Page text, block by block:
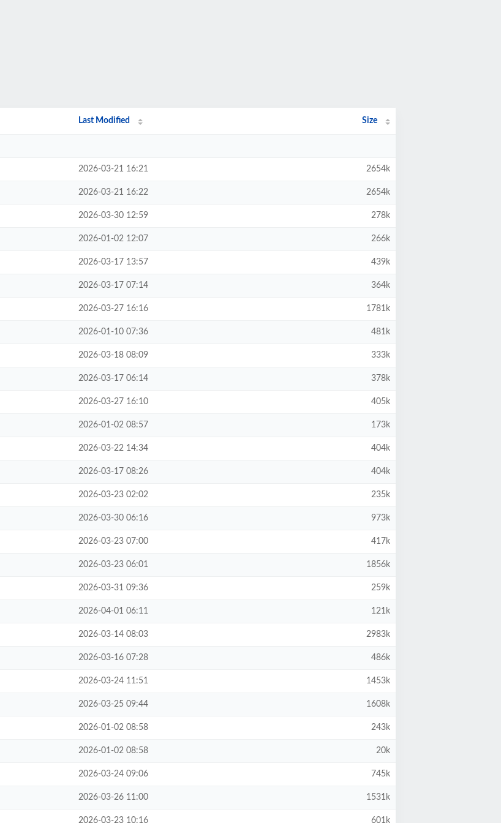
Last Modified Size
2026-03-21 16:21 2654k
2026-03-21 16:22 2654k
2026-03-30 12:59 278k
2026-01-02 12:07 266k
2026-03-17 13:57 439k
2026-03-17 07:14 364k
2026-03-27 16:16 1781k
2026-01-10 07:36 481k
2026-03-18 08:09 333k
2026-03-17 06:14 378k
2026-03-27 16:10 405k
2026-01-02 08:57 173k
2026-03-22 14:34 404k
2026-03-17 08:26 404k
2026-03-23 02:02 235k
2026-03-30 06:16 973k
2026-03-23 07:00 417k
2026-03-23 06:01 1856k
2026-03-31 09:36 259k
2026-04-01 06:11 121k
2026-03-14 08:03 2983k
2026-03-16 07:28 486k
2026-03-24 11:51 1453k
2026-03-25 09:44 1608k
2026-01-02 08:58 243k
2026-01-02 08:58 20k
2026-03-24 09:06 745k
2026-03-26 11:00 1531k
2026-03-23 10:16 601k